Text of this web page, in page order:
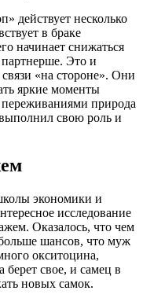
действует несколько
в браке
начинает снижаться
Это и
«на стороне». Они
яркие моменты
природа
свою роль и
экономики и
исследование
Оказалось, что чем
шансов, что муж
окситоцина,
берет свое, и самец в
новых самок.